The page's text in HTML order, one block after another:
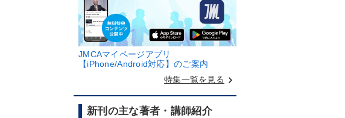
JMCAマイページアプリ
【iPhone/Android対応】のご案内
特集一覧を見る keyboard_arrow_right
新刊の主な著者・講師紹介